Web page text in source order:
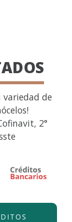
variedad de
2°